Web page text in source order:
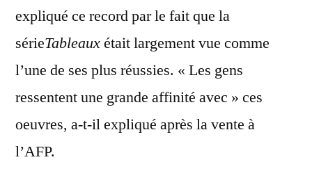
expliqué ce record par le fait que la
sérieTableauxétait largement vue comme
l’une de ses plus réussies. « Les gens
ressentent une grande affinité avec » ces
oeuvres, a-t-il expliqué après la vente à
l’AFP.